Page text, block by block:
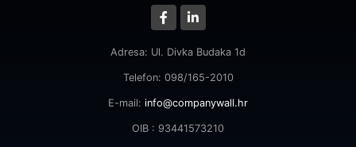
Adresa: Ul. Divka Budaka 1d
Telefon: 098/165-2010
E-mail: info@companywall.hr
OIB : 93441573210